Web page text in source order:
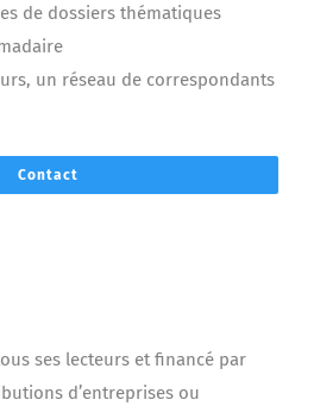
de dossiers thématiques
un réseau de correspondants
Contact
ses lecteurs et financé par
d’entreprises ou